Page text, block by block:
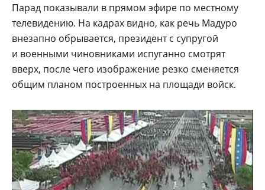
Парад показывали в прямом эфире по местному
телевидению. На кадрах видно, как речь Мадуро
внезапно обрывается, президент с супругой
и военными чиновниками испуганно смотрят
вверх, после чего изображение резко сменяется
общим планом построенных на площади войск.